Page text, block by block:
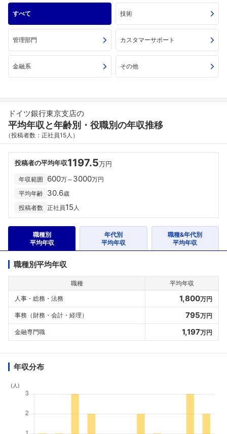
すべて 技術
管理部門 カスタマーサポート
金融系 その他
ドイツ銀行東京支店の
平均年収と年齢別・役職別の年収推移
（投稿者数：正社員15人）
投稿者の平均年収1197.5万円
年収範囲 600万～ 3000万円
平均年齢 30.6歳
投稿者数 正社員15 人
職種別
平均年収
年代別
平均年収
職種&年代別
平均年収
職種別平均年収
職種
平均年収
人事・総務・法務
1,800万円
事務（財務・会計・経理） 795万円
金融専門職 1,197万円
年収分布
(人)